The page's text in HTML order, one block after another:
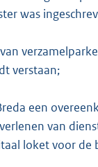
was
verstaan;
een
van
loket voor de